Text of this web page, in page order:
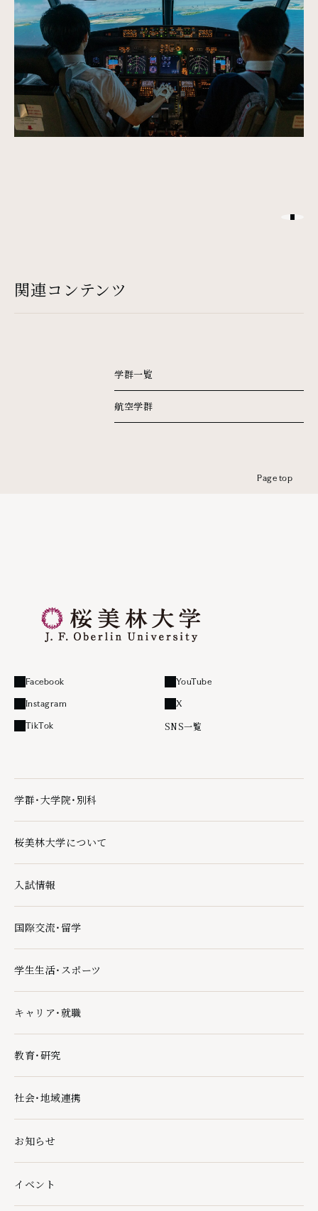
関連コンテンツ
学群一覧
航空学群
Page top
Facebook
外部リンク
YouTube
外部リンク
Instagram
外部リンク
X
外部リンク
TikTok
外部リンク SNS一覧
学群・大学院・別科
学群・大学院・別科の下層ページ一覧を開く
桜美林大学について
桜美林大学についての下層ページ一覧を開く
入試情報
入試情報の下層ページ一覧を開く
国際交流・留学
国際交流・留学の下層ページ一覧を開く
学生生活・スポーツ
学生生活・スポーツの下層ページ一覧を開く
キャリア・就職
キャリア・就職の下層ページ一覧を開く
教育・研究
教育・研究の下層ページ一覧を開く
社会・地域連携
社会・地域連携の下層ページ一覧を開く
お知らせ
イベント